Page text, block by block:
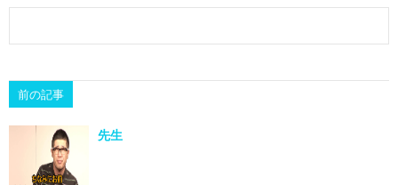
前の記事
先生